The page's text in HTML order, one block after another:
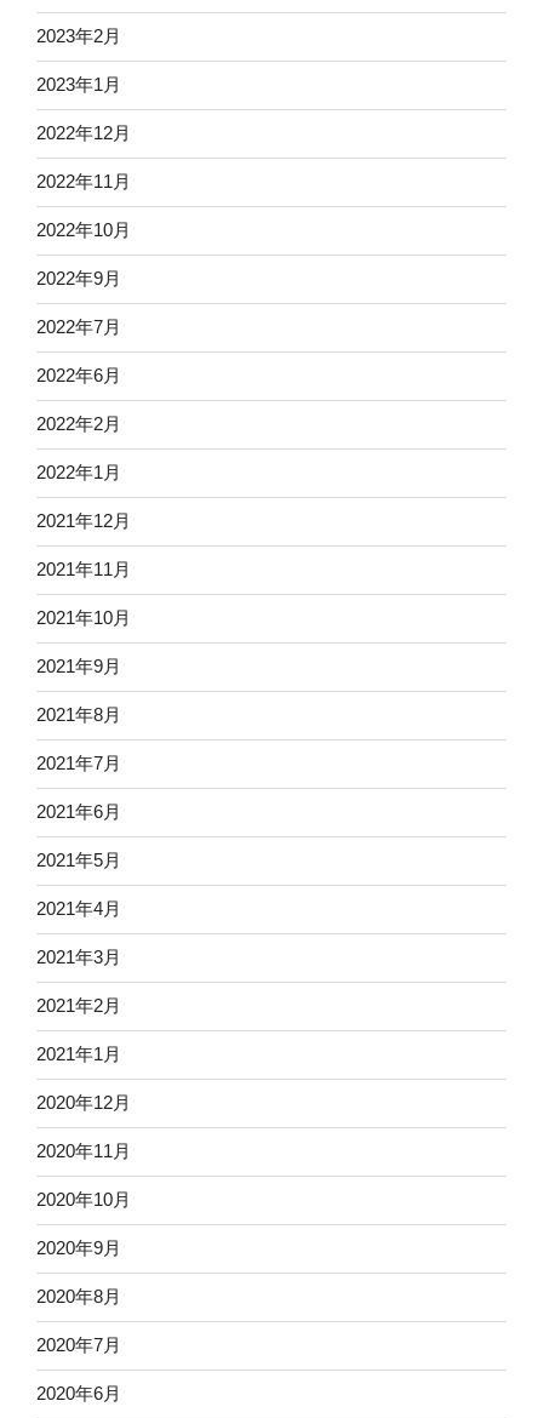
2023年2月
2023年1月
2022年12月
2022年11月
2022年10月
2022年9月
2022年7月
2022年6月
2022年2月
2022年1月
2021年12月
2021年11月
2021年10月
2021年9月
2021年8月
2021年7月
2021年6月
2021年5月
2021年4月
2021年3月
2021年2月
2021年1月
2020年12月
2020年11月
2020年10月
2020年9月
2020年8月
2020年7月
2020年6月